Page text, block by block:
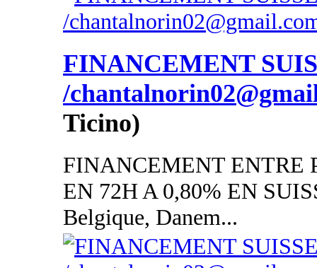
FINANCEMENT
/
Ticino)
FINANCEMENT ENTRE
EN 72H A 0,80% EN
Belgique, Danem...